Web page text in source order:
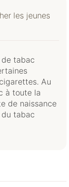
les jeunes
de tabac
Au
à toute la
de naissance
tabac